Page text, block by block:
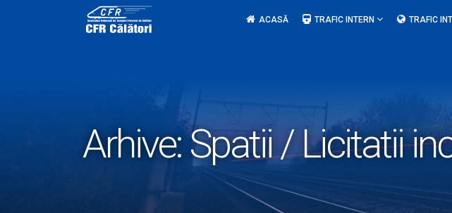
ACASĂ TRAFIC INTERN TRAFIC
Arhive:Spatii / Licitatii